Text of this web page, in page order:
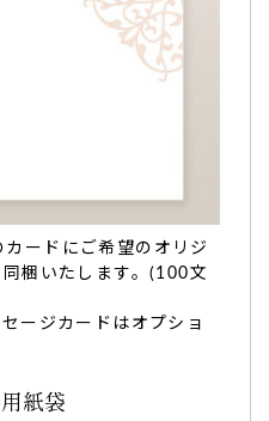
81歳）の名入れバウムクーヘ
だけ」と思っていたので
最短の日にちで品物が届け
を扱っている事がよく分か
ードにご希望のオリジ
梱いたします。(100文
ージカードはオプショ
紙袋